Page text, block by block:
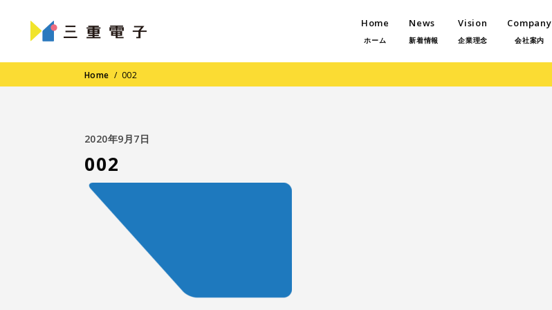
Home
ホーム
News
新着情報
Vision
企業理念
Company
会社案内
Home / 002
2020年9月7日
002